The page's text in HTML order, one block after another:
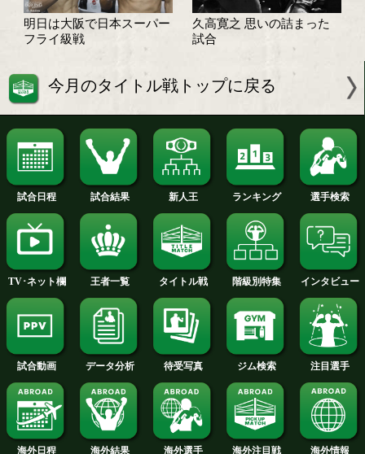
空位の王座を懸けベテラン同士が激
明日は大阪で日本スーパー
フライ級戦
久高寛之 思いの詰
試合